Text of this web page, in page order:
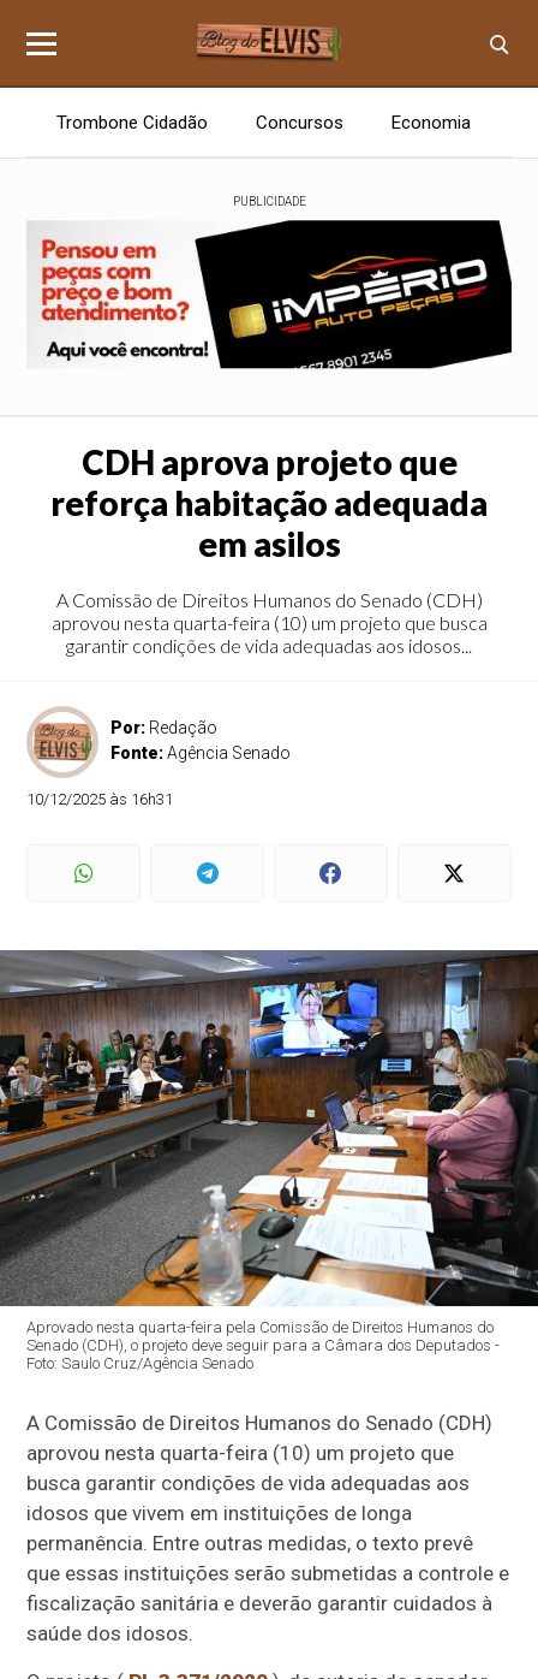
Trombone Cidadão Concursos Economia
PUBLICIDADE
CDH aprova projeto que
reforça habitação adequada
em asilos
A Comissão de Direitos Humanos do Senado (CDH)
aprovou nesta quarta-feira (10) um projeto que busca
garantir condições de vida adequadas aos idosos...
Por: Redação
Fonte:Agência Senado
10/12/2025 às 16h31
Aprovado nesta quarta-feira pela Comissão de Direitos Humanos do
Senado (CDH), o projeto deve seguir para a Câmara dos Deputados -
Foto: Saulo Cruz/Agência Senado
A Comissão de Direitos Humanos do Senado (CDH)
aprovou nesta quarta-feira (10) um projeto que
busca garantir condições de vida adequadas aos
idosos que vivem em instituições de longa
permanência. Entre outras medidas, o texto prevê
que essas instituições serão submetidas a controle e
fiscalização sanitária e deverão garantir cuidados à
saúde dos idosos.